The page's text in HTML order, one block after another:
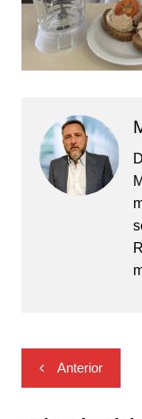
Navegación
de
Anterior